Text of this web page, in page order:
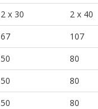
2 x 30
2 x 40
67
107
50
80
50
80
50
80